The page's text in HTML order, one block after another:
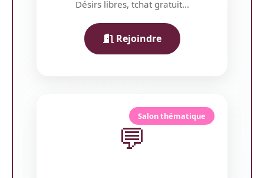
Désirs libres, tchat gratuit...
Rejoindre
Salon thématique
💬